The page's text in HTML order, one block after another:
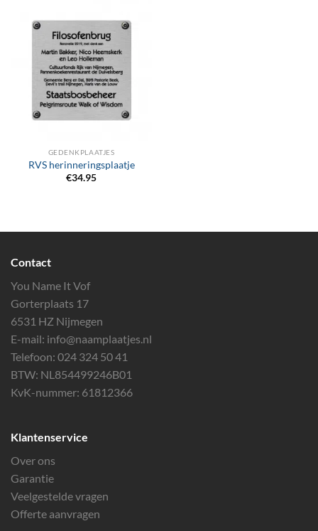
GEDENKPLAATJES
RVS herinneringsplaatje
€34.95
Contact
You Name It Vof
Gorterplaats 17
6531 HZ Nijmegen
E-mail: info@naamplaatjes.nl
Telefoon: 024 324 50 41
BTW: NL854499246B01
KvK-nummer: 61812366
Klantenservice
Over ons
Garantie
Veelgestelde vragen
Offerte aanvragen